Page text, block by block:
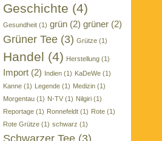
Geschichte (4)
Gesundheit (1) grün (2) grüner (2)
Grüner Tee (3) Grütze (1)
Handel (4) Herstellung (1)
Import (2) Indien (1) KaDeWe (1)
Kanne (1) Legende (1) Medizin (1)
Morgentau (1) N-TV (1) Nilgiri (1)
Reportage (1) Ronnefeldt (1) Rote (1)
Rote Grütze (1) schwarz (1)
Schwarzer Tee (3)